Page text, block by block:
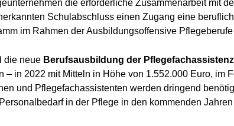
die erforderliche Zusammenarbeit mit
Schulabschluss einen Zugang eine
im Rahmen der Ausbildungsoffensive
die neue Berufsausbildung der Pflegefachassistenz
– in 2022 mit Mitteln in Höhe von 1.552.000 Euro, im
und Pflegefachassistenten werden dringend
in der Pflege in den kommenden